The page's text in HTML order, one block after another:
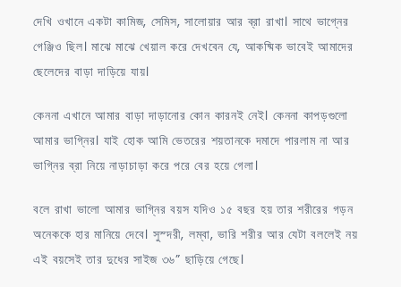
দেখি ওখানে একটা কামিজ, সেমিস, সালোয়ার আর ব্রা রাখা। সাথে ভাগ্নের
গেঞ্জিও ছিল। মাঝে মাঝে খেয়াল করে দেখবেন যে, আকষ্মিক ভাবেই আমাদের
ছেলেদের বাড়া দাড়িয়ে যায়।
কেননা এখানে আমার বাড়া দাড়ানোর কোন কারনই নেই। কেননা কাপড়গুলো
আমার ভাগ্নির। যাই হোক আমি ভেতরের শয়তানকে দমাদে পারলাম না আর
ভাগ্নির ব্রা নিয়ে নাড়াচাড়া করে পরে বের হয়ে গেলা।
বলে রাখা ভালো আমার ভাগ্নির বয়স যদিও ১৫ বছর হয় তার শরীরের গড়ন
অনেককে হার মানিয়ে দেবে। সুস্দরী, লম্বা, ভারি শরীর আর যেটা বললেই নয়
এই বয়সেই তার দুধের সাইজ ৩৬” ছাড়িয়ে গেছে।